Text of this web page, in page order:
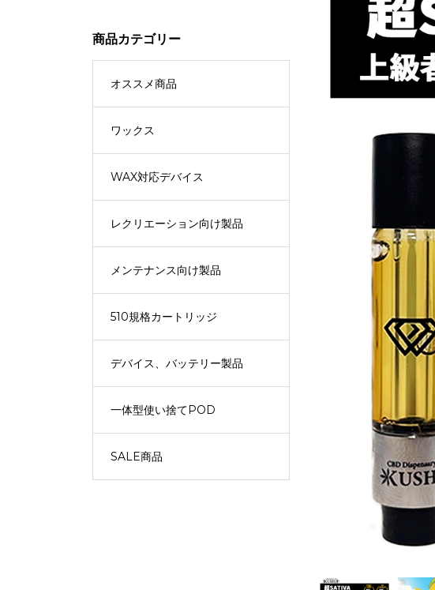
商品カテゴリー
オススメ商品
ワックス
WAX対応デバイス
レクリエーション向け製品
メンテナンス向け製品
510規格カートリッジ
デバイス、バッテリー製品
一体型使い捨てPOD
SALE商品